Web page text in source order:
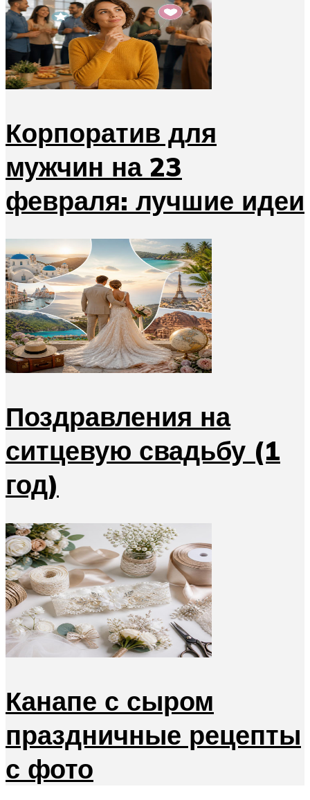
Корпоратив для
мужчин на 23
февраля: лучшие идеи
Поздравления на
ситцевую свадьбу (1
год)
Канапе с сыром
праздничные рецепты
с фото